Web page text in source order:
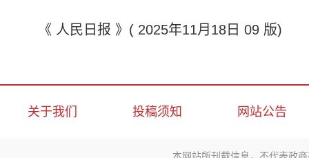
《 人民日报 》( 2025年11月18日 09 版)
关于我们 投稿须知 网站公告